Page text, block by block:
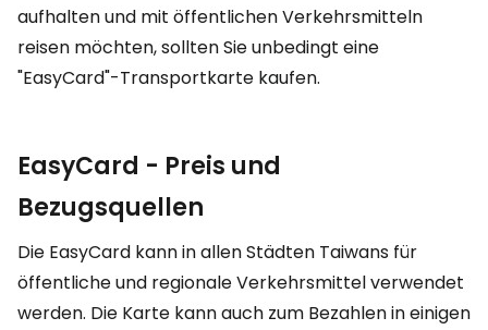
aufhalten und mit öffentlichen Verkehrsmitteln
reisen möchten, sollten Sie unbedingt eine
"EasyCard"-Transportkarte kaufen.
EasyCard - Preis und
Bezugsquellen
Die EasyCard kann in allen Städten Taiwans für
öffentliche und regionale Verkehrsmittel verwendet
werden. Die Karte kann auch zum Bezahlen in einigen